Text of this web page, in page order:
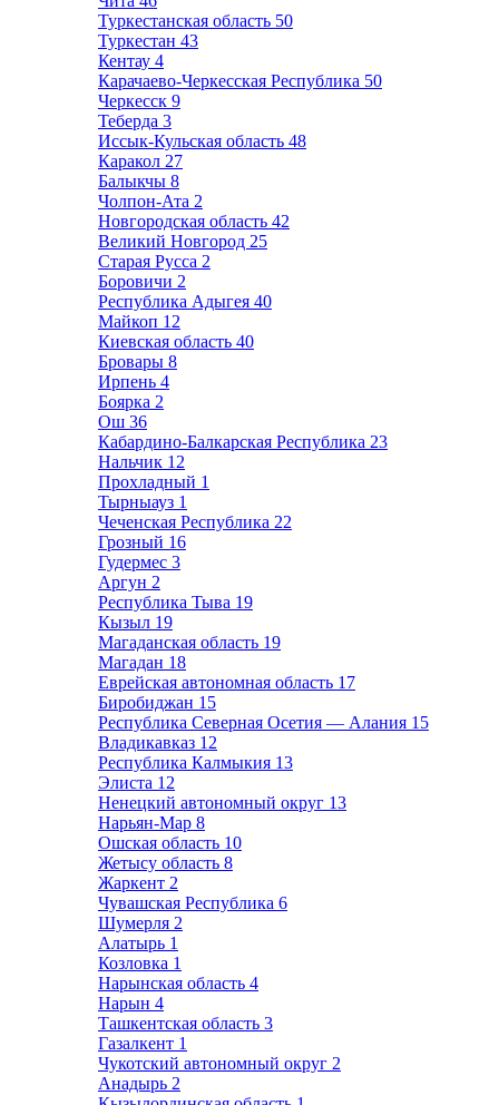
Туркестанская область 50
Туркестан 43
Кентау 4
Карачаево-Черкесская Республика 50
Черкесск 9
Теберда 3
Иссык-Кульская область 48
Каракол 27
Балыкчы 8
Чолпон-Ата 2
Новгородская область 42
Великий Новгород 25
Старая Русса 2
Боровичи 2
Республика Адыгея 40
Майкоп 12
Киевская область 40
Бровары 8
Ирпень 4
Боярка 2
Ош 36
Кабардино-Балкарская Республика 23
Нальчик 12
Прохладный 1
Тырныауз 1
Чеченская Республика 22
Грозный 16
Гудермес 3
Аргун 2
Республика Тыва 19
Кызыл 19
Магаданская область 19
Магадан 18
Еврейская автономная область 17
Биробиджан 15
Республика Северная Осетия — Алания 15
Владикавказ 12
Республика Калмыкия 13
Элиста 12
Ненецкий автономный округ 13
Нарьян-Мар 8
Ошская область 10
Жетысу область 8
Жаркент 2
Чувашская Республика 6
Шумерля 2
Алатырь 1
Козловка 1
Нарынская область 4
Нарын 4
Ташкентская область 3
Газалкент 1
Чукотский автономный округ 2
Анадырь 2